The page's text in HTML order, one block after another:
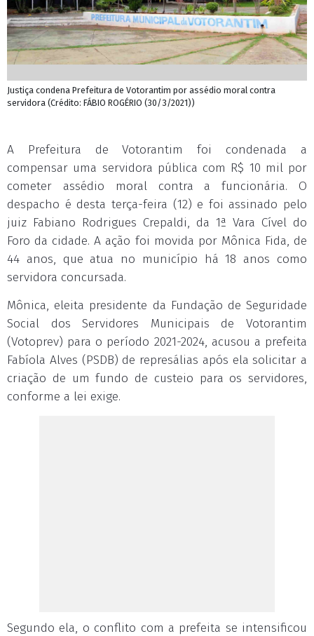
Justiça condena Prefeitura de Votorantim por assédio moral contra
servidora (Crédito: FÁBIO ROGÉRIO (30/3/2021))
A Prefeitura de Votorantim foi condenada a
compensar uma servidora pública com R$ 10 mil por
cometer assédio moral contra a funcionária. O
despacho é desta terça-feira (12) e foi assinado pelo
juiz Fabiano Rodrigues Crepaldi, da 1ª Vara Cível do
Foro da cidade. A ação foi movida por Mônica Fida, de
44 anos, que atua no município há 18 anos como
servidora concursada.
Mônica, eleita presidente da Fundação de Seguridade
Social dos Servidores Municipais de Votorantim
(Votoprev) para o período 2021-2024, acusou a prefeita
Fabíola Alves (PSDB) de represálias após ela solicitar a
criação de um fundo de custeio para os servidores,
conforme a lei exige.
Segundo ela, o conflito com a prefeita se intensificou